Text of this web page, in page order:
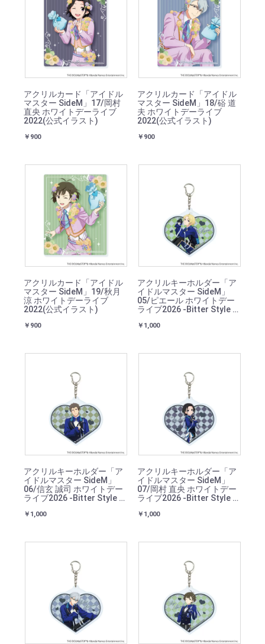
アクリルカード「アイドル
マスター SideM」17/岡村
直央 ホワイトデーライブ
2022(公式イラスト)
￥900
アクリルカード「アイドル
マスター SideM」18/硲 道
夫 ホワイトデーライブ
2022(公式イラスト)
￥900
アクリルカード「アイドル
マスター SideM」19/秋月
涼 ホワイトデーライブ
2022(公式イラスト)
￥900
アクリルキーホルダー「ア
イドルマスター SideM」
05/ピエール ホワイトデー
ライブ2026 -Bitter Style by
￥1,000
アクリルキーホルダー「ア
イドルマスター SideM」
06/信玄 誠司 ホワイトデー
ライブ2026 -Bitter Style by
￥1,000
アクリルキーホルダー「ア
イドルマスター SideM」
07/岡村 直央 ホワイトデー
ライブ2026 -Bitter Style by
￥1,000